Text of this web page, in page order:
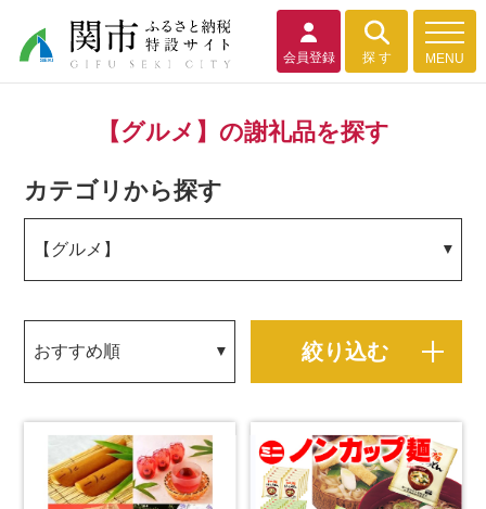
会員登録 探 す MENU
【グルメ】の謝礼品を探す
カテゴリから探す
絞り込む